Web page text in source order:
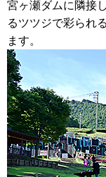
宮ヶ瀬ダムに隣接
るツツジで彩られ
ます。